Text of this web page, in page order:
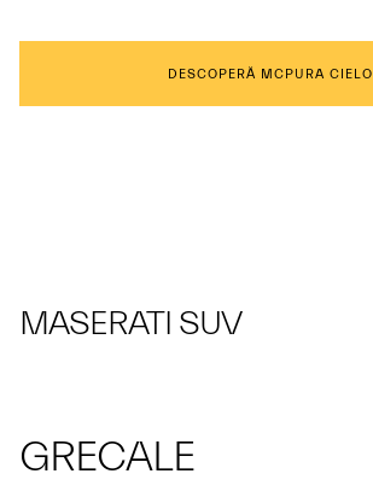
DESCOPERĂ MCPURA CIELO
MASERATI SUV
GRECALE